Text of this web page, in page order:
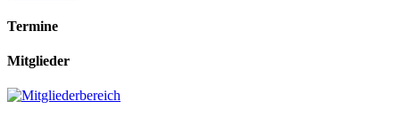
Termine
Mitglieder